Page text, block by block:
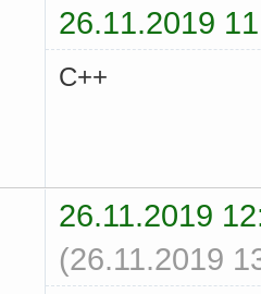
26.11.2019
С++
26.11.2019
(26.11.2019